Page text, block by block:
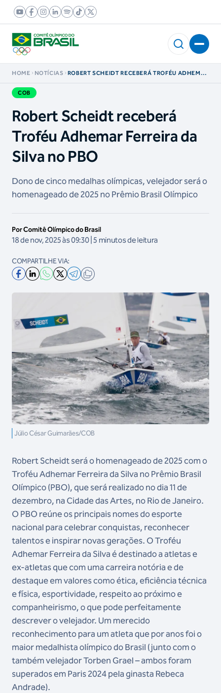
HOME NOTÍCIAS
ROBERT SCHEIDT RECEBERÁ TROFÉU ADHEMAR
COB
Robert Scheidt receberá
Troféu Adhemar Ferreira da
Silva no PBO
Dono de cinco medalhas olímpicas, velejador será o
homenageado de 2025 no Prêmio Brasil Olímpico
Por Comitê Olímpico do Brasil
18 de nov, 2025 às 09:30 | 5 minutos de leitura
COMPARTILHE VIA:
Júlio César Guimarães/COB
Robert Scheidt será o homenageado de 2025 com o
Troféu Adhemar Ferreira da Silva no Prêmio Brasil
Olímpico (PBO), que será realizado no dia 11 de
dezembro, na Cidade das Artes, no Rio de Janeiro.
O PBO reúne os principais nomes do esporte
nacional para celebrar conquistas, reconhecer
talentos e inspirar novas gerações. O Troféu
Adhemar Ferreira da Silva é destinado a atletas e
ex-atletas que com uma carreira notória e de
destaque em valores como ética, eficiência técnica
e física, esportividade, respeito ao próximo e
companheirismo, o que pode perfeitamente
descrever o velejador. Um merecido
reconhecimento para um atleta que por anos foi o
maior medalhista olímpico do Brasil (junto com o
também velejador Torben Grael – ambos foram
superados em Paris 2024 pela ginasta Rebeca
Andrade).